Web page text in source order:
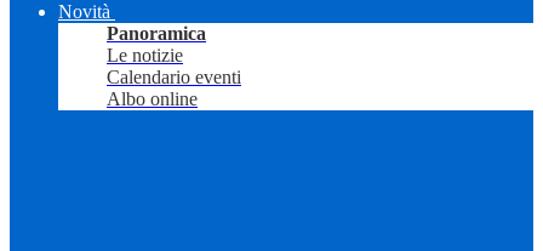
Novità
Panoramica
Le notizie
Calendario eventi
Albo online